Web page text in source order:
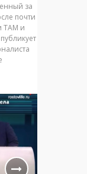
за
почти
ТАМ и